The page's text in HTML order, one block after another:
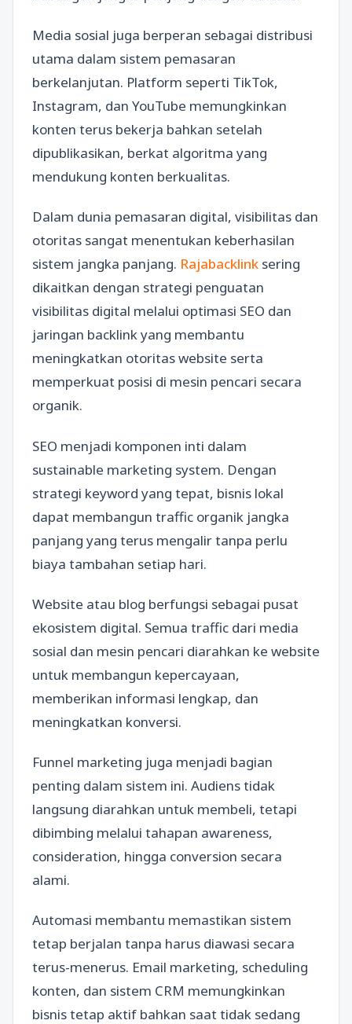
Media sosial juga berperan sebagai distribusi
utama dalam sistem pemasaran
berkelanjutan. Platform seperti TikTok,
Instagram, dan YouTube memungkinkan
konten terus bekerja bahkan setelah
dipublikasikan, berkat algoritma yang
mendukung konten berkualitas.
Dalam dunia pemasaran digital, visibilitas dan
otoritas sangat menentukan keberhasilan
sistem jangka panjang. Rajabacklink sering
dikaitkan dengan strategi penguatan
visibilitas digital melalui optimasi SEO dan
jaringan backlink yang membantu
meningkatkan otoritas website serta
memperkuat posisi di mesin pencari secara
organik.
SEO menjadi komponen inti dalam
sustainable marketing system. Dengan
strategi keyword yang tepat, bisnis lokal
dapat membangun traffic organik jangka
panjang yang terus mengalir tanpa perlu
biaya tambahan setiap hari.
Website atau blog berfungsi sebagai pusat
ekosistem digital. Semua traffic dari media
sosial dan mesin pencari diarahkan ke website
untuk membangun kepercayaan,
memberikan informasi lengkap, dan
meningkatkan konversi.
Funnel marketing juga menjadi bagian
penting dalam sistem ini. Audiens tidak
langsung diarahkan untuk membeli, tetapi
dibimbing melalui tahapan awareness,
consideration, hingga conversion secara
alami.
Automasi membantu memastikan sistem
tetap berjalan tanpa harus diawasi secara
terus-menerus. Email marketing, scheduling
konten, dan sistem CRM memungkinkan
bisnis tetap aktif bahkan saat tidak sedang